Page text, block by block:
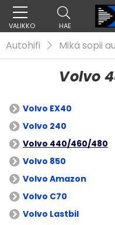
VALIKKO HAE
Autohifi Mikä sopii
Volvo
Volvo EX40
Volvo 240
Volvo 440/460/480
Volvo 850
Volvo Amazon
Volvo C70
Volvo Lastbil